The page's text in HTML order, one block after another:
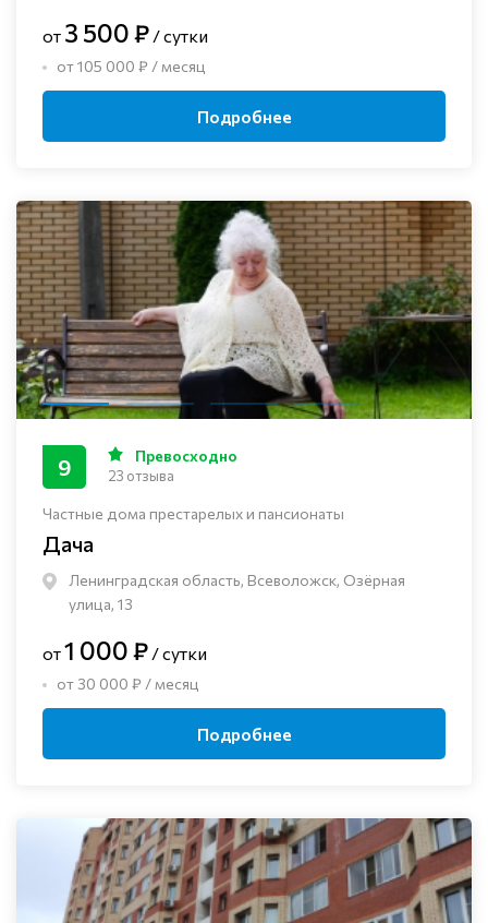
от 3 500 ₽ / сутки
от 105 000 ₽ / месяц
Подробнее
Частные дома престарелых и пансионаты
Дача
Ленинградская область, Всеволожск, Озёрная
улица, 13
9 Превосходно
23 отзыва
от1 000 ₽ / сутки
от 30 000 ₽ / месяц
Подробнее